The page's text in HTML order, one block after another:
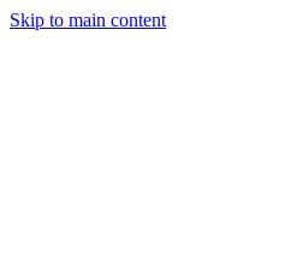
Skip to main content